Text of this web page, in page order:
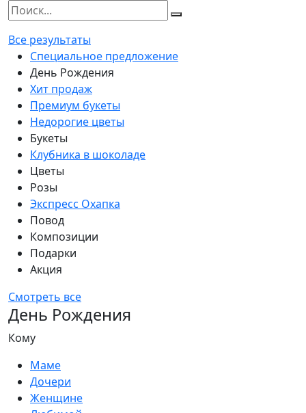
Все результаты
Специальное предложение
День Рождения
Хит продаж
Премиум букеты
Недорогие цветы
Букеты
Клубника в шоколаде
Цветы
Розы
Экспресс Охапка
Повод
Композиции
Подарки
Акция
Смотреть все
День Рождения
Кому
Маме
Дочери
Женщине